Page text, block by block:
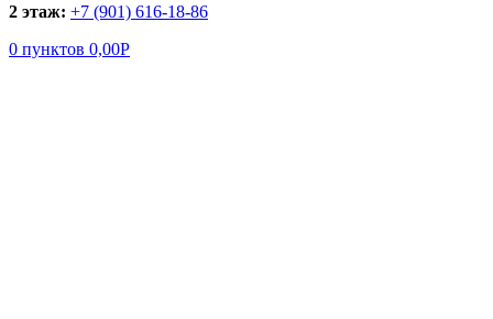
2 этаж: +7 (901) 616-18-86
0 пунктов 0,00Р